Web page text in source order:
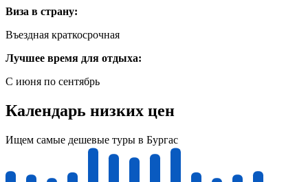
Виза в страну:
Въездная краткосрочная
Лучшее время для отдыха:
С июня по сентябрь
Календарь низких цен
Ищем самые дешевые туры в Бургас